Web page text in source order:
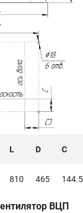
L D C
810 465 144.5
ВЦП